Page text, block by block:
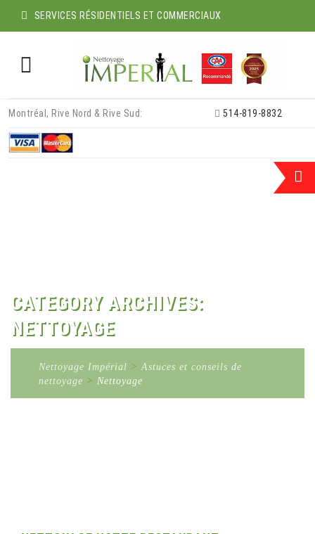
SERVICES RÉSIDENTIELS ET COMMERCIAUX
content
Montréal, Rive Nord & Rive Sud: 514-819-8832
CATEGORY ARCHIVES:
NETTOYAGE
Nettoyage Impérial >Astuces et conseils de
nettoyage > Nettoyage